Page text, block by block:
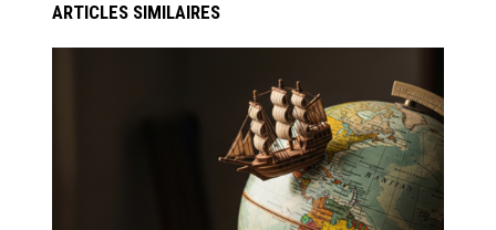
ARTICLES SIMILAIRES